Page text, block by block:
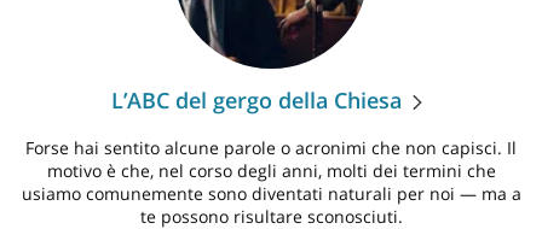
L’ABC del gergo della Chiesa
Forse hai sentito alcune parole o acronimi che non capisci. Il
motivo è che, nel corso degli anni, molti dei termini che
usiamo comunemente sono diventati naturali per noi — ma a
te possono risultare sconosciuti.